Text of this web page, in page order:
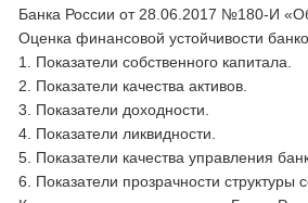
Банка России от 28.06.2017 №180-И
Оценка финансовой устойчивости
1. Показатели собственного капитала.
2. Показатели качества активов.
3. Показатели доходности.
4. Показатели ликвидности.
5. Показатели качества управления
6. Показатели прозрачности структуры